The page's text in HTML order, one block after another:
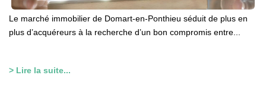
Le marché immobilier de Domart-en-Ponthieu séduit de plus en
plus d’acquéreurs à la recherche d’un bon compromis entre...
> Lire la suite...